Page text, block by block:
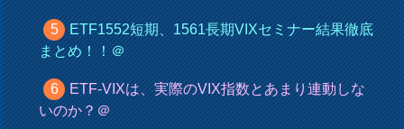
ETF1552短期、1561長期VIXセミナー結果徹底
まとめ！！＠
ETF-VIXは、実際のVIX指数とあまり連動しな
いのか？＠